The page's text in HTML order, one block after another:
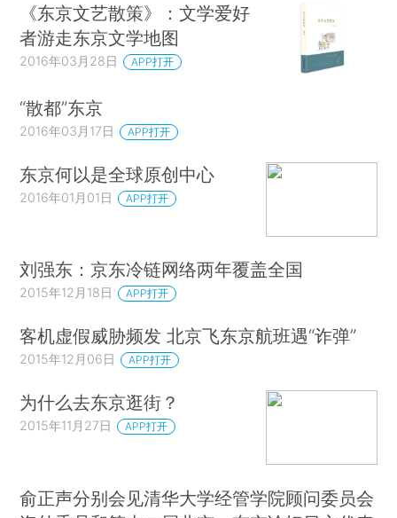
《东京文艺散策》：文学爱好
者游走东京文学地图
2016年03月28日 APP打开
“散都”东京
2016年03月17日 APP打开
东京何以是全球原创中心
2016年01月01日 APP打开
刘强东：京东冷链网络两年覆盖全国
2015年12月18日 APP打开
客机虚假威胁频发 北京飞东京航班遇“诈弹”
2015年12月06日 APP打开
为什么去东京逛街？
2015年11月27日 APP打开
俞正声分别会见清华大学经管学院顾问委员会